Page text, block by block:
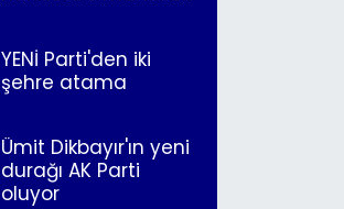
YENİ Parti'den iki
şehre atama
Ümit Dikbayır'ın yeni
durağı AK Parti
oluyor